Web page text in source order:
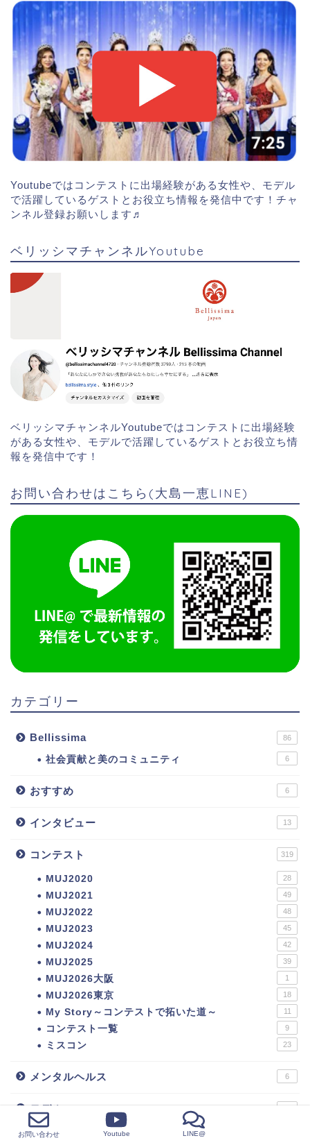
Youtubeではコンテストに出場経験がある女性や、モデル
で活躍しているゲストとお役立ち情報を発信中です！チャ
ベリッシマチャンネルYoutube
ベリッシマチャンネルYoutubeではコンテストに出場経験
がある女性や、モデルで活躍しているゲストとお役立ち情
お問い合わせはこちら(大島一恵LINE)
Bellissima 86
コンテスト 319
MUJ2020 28
MUJ2021 49
MUJ2022 48
MUJ2023 45
MUJ2024 42
MUJ2025 39
MUJ2026大阪 1
MUJ2026東京 18
My Story～コンテストで拓いた道～ 11
コンテスト一覧 9
モデル
お問い合わせ Youtube LINE@